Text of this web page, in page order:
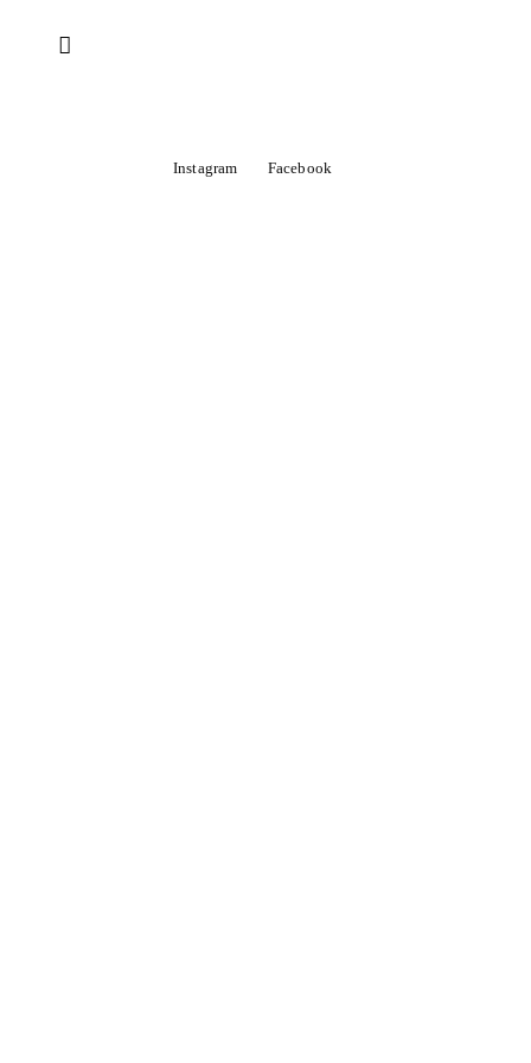
Instagram Facebook